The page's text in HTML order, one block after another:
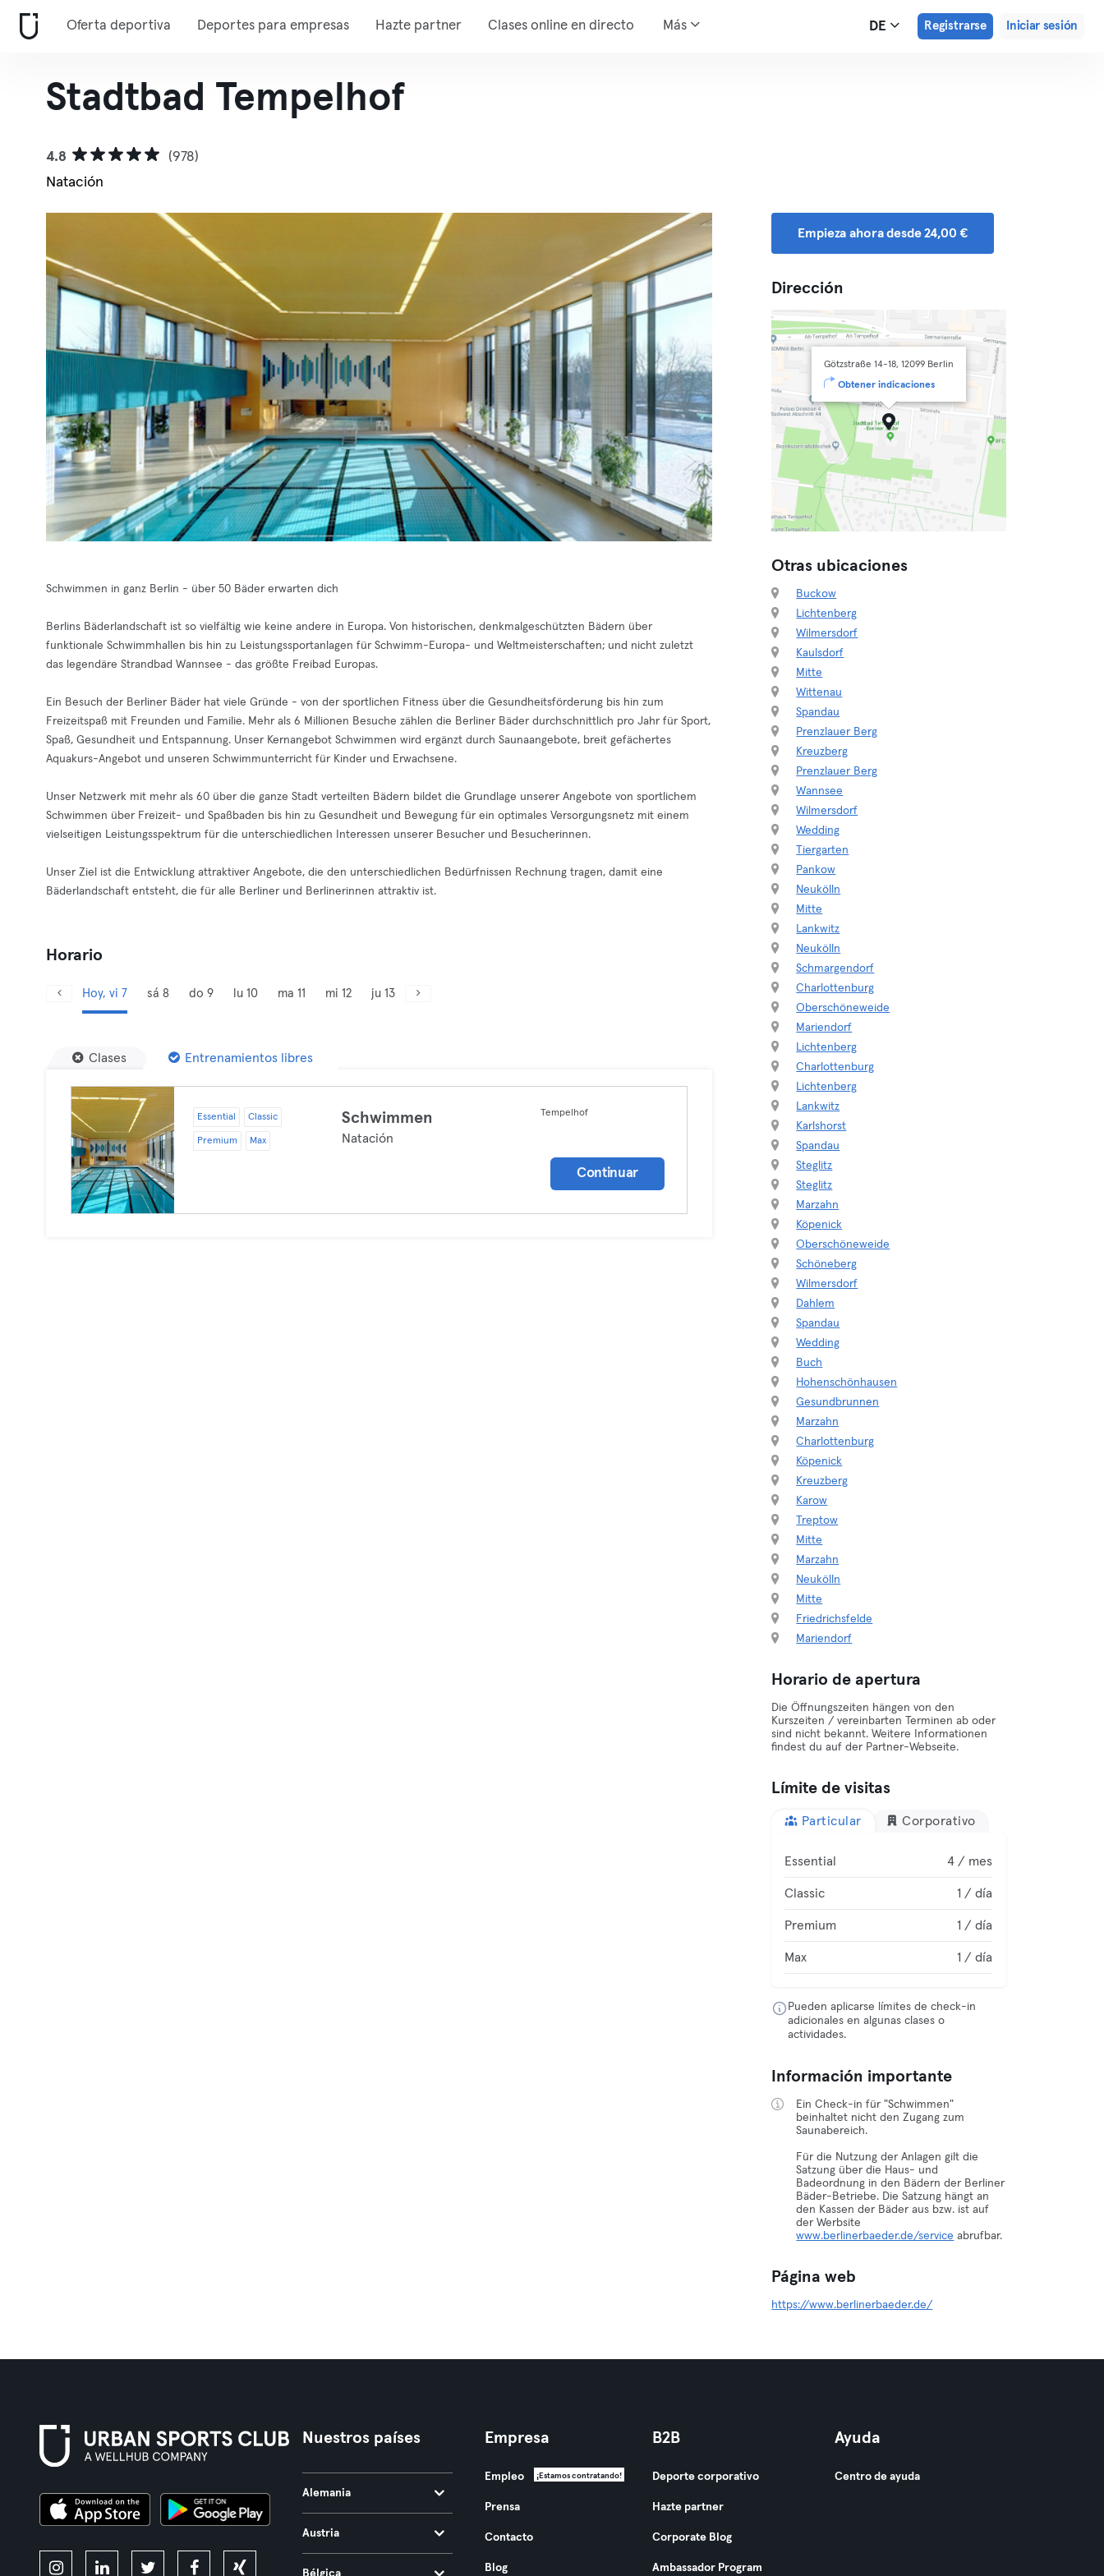
Oferta deportiva Deportes para empresas Hazte partner Clases online en directo Más DE Registrarse Iniciar sesión
Stadtbad Tempelhof
4.8
(978)
Natación
Schwimmen in ganz Berlin - über 50 Bäder erwarten dich
Berlins Bäderlandschaft ist so vielfältig wie keine andere in Europa. Von historischen, denkmalgeschützten Bädern über
funktionale Schwimmhallen bis hin zu Leistungssportanlagen für Schwimm-Europa- und Weltmeisterschaften; und nicht zuletzt
das legendäre Strandbad Wannsee - das größte Freibad Europas.
Ein Besuch der Berliner Bäder hat viele Gründe - von der sportlichen Fitness über die Gesundheitsförderung bis hin zum
Freizeitspaß mit Freunden und Familie. Mehr als 6 Millionen Besuche zählen die Berliner Bäder durchschnittlich pro Jahr für Sport,
Spaß, Gesundheit und Entspannung. Unser Kernangebot Schwimmen wird ergänzt durch Saunaangebote, breit gefächertes
Aquakurs-Angebot und unseren Schwimmunterricht für Kinder und Erwachsene.
Unser Netzwerk mit mehr als 60 über die ganze Stadt verteilten Bädern bildet die Grundlage unserer Angebote von sportlichem
Schwimmen über Freizeit- und Spaßbaden bis hin zu Gesundheit und Bewegung für ein optimales Versorgungsnetz mit einem
vielseitigen Leistungsspektrum für die unterschiedlichen Interessen unserer Besucher und Besucherinnen.
Unser Ziel ist die Entwicklung attraktiver Angebote, die den unterschiedlichen Bedürfnissen Rechnung tragen, damit eine
Bäderlandschaft entsteht, die für alle Berliner und Berlinerinnen attraktiv ist.
Horario
Hoy, vi 7 sá 8 do 9 lu 10 ma 11 mi 12 ju 13
Clases Entrenamientos libres
Essential Classic
Premium Max
Schwimmen
Natación
Tempelhof
Continuar
Empieza ahora desde 24,00 €
Dirección
Götzstraße 14-18, 12099 Berlin
Obtener indicaciones
Otras ubicaciones
Buckow
Lichtenberg
Wilmersdorf
Kaulsdorf
Mitte
Wittenau
Spandau
Prenzlauer Berg
Kreuzberg
Prenzlauer Berg
Wannsee
Wilmersdorf
Wedding
Tiergarten
Pankow
Neukölln
Mitte
Lankwitz
Neukölln
Schmargendorf
Charlottenburg
Oberschöneweide
Mariendorf
Lichtenberg
Charlottenburg
Lichtenberg
Lankwitz
Karlshorst
Spandau
Steglitz
Steglitz
Marzahn
Köpenick
Oberschöneweide
Schöneberg
Wilmersdorf
Dahlem
Spandau
Wedding
Buch
Hohenschönhausen
Gesundbrunnen
Marzahn
Charlottenburg
Köpenick
Kreuzberg
Karow
Treptow
Mitte
Marzahn
Neukölln
Mitte
Friedrichsfelde
Mariendorf
Horario de apertura
Die Öffnungszeiten hängen von den
Kurszeiten / vereinbarten Terminen ab oder
sind nicht bekannt. Weitere Informationen
findest du auf der Partner-Webseite.
Límite de visitas
Particular Corporativo
Essential 4 / mes
Classic 1 / día
Premium 1 / día
Max 1 / día
Pueden aplicarse límites de check-in
adicionales en algunas clases o
actividades.
Información importante
Ein Check-in für "Schwimmen"
beinhaltet nicht den Zugang zum
Saunabereich.
Für die Nutzung der Anlagen gilt die
Satzung über die Haus- und
Badeordnung in den Bädern der Berliner
Bäder-Betriebe. Die Satzung hängt an
den Kassen der Bäder aus bzw. ist auf
der Werbsite
www.berlinerbaeder.de/service abrufbar.
Página web
https://www.berlinerbaeder.de/
Nuestros países
Alemania
Austria
Bélgica
Empresa
Empleo ¡Estamos contratando!
Prensa
Contacto
Blog
B2B
Deporte corporativo
Hazte partner
Corporate Blog
Ambassador Program
Ayuda
Centro de ayuda